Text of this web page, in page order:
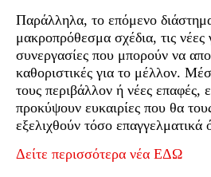
Παράλληλα, το επόμενο διάστημα
μακροπρόθεσμα σχέδια, τις νέες
συνεργασίες που μπορούν να
καθοριστικές για το μέλλον.
τους περιβάλλον ή νέες επαφές,
προκύψουν ευκαιρίες που θα
εξελιχθούν τόσο
Δείτε περισσότερα νέα ΕΔΩ